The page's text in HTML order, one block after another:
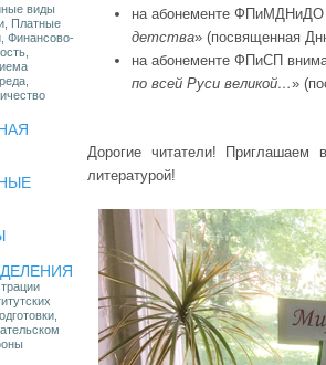
виды
Платные
Финансово-
на абонементе ФПиМДНиДО
детства» (посвященная
на абонементе ФПиСП
по всей Руси великой…»
Дорогие читатели! Приглашаем
литературой!